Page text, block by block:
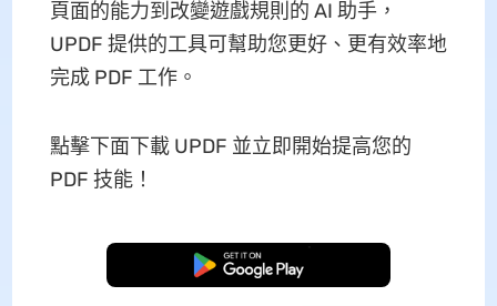
頁面的能力到改變遊戲規則的 AI 助手，
UPDF 提供的工具可幫助您更好、更有效率地
完成 PDF 工作。
點擊下面下載 UPDF 並立即開始提高您的
PDF 技能！
免費下載